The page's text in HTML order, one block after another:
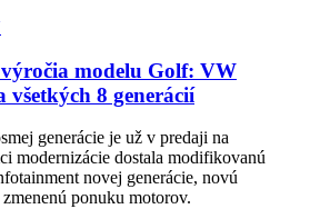
modelu Golf: VW
všetkých 8 generácií
generácie je už v predaji na
modernizácie dostala modifikovanú
novej generácie, novú
ponuku motorov.